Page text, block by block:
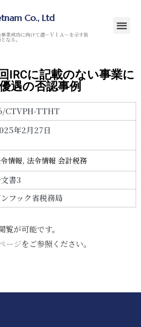
Co., Ltd
業成功に向けて道－ＶＩＡ－を示す街
なる。
IRCに記載のない事業に
遇の否認事例
CTVPH-TTHT
年2月27日
情報,法令情報 会計税務
書3
ンフック省税務局
が可能です。
ージをご参照ください。